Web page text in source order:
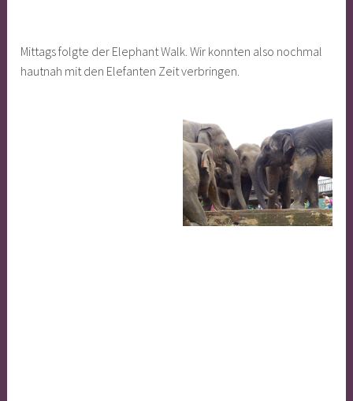
Mittags folgte der Elephant Walk. Wir konnten also nochmal
hautnah mit den Elefanten Zeit verbringen.